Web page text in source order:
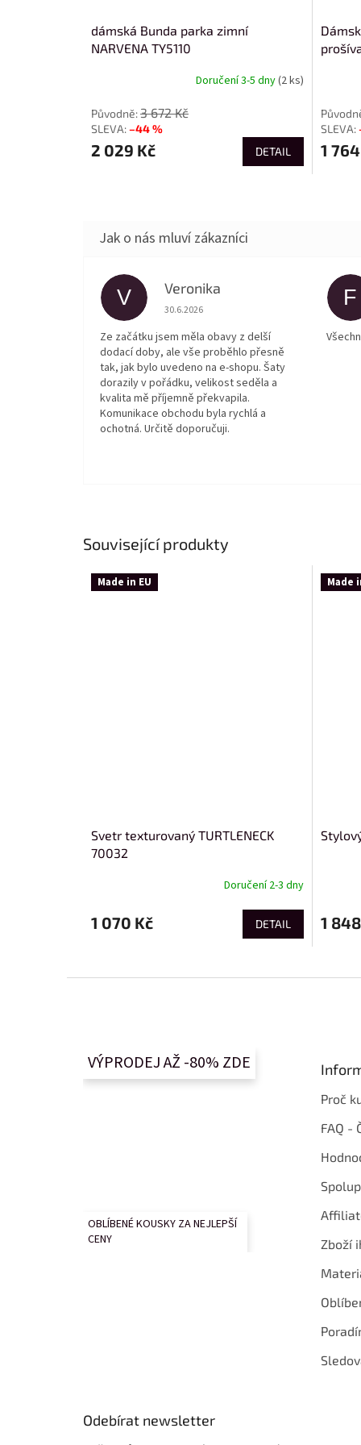
Související produkty
Made in EU
Svetr texturovaný TURTLENECK
70032
Doručení 2-3 dny
1 070 Kč DETAIL
Made
1
dámská Bunda parka zimní
NARVENA TY5110
Doručení 3-5 dny(2 ks)
3 672 Kč
–44 %
2 029 Kč DETAIL 1
V Veronika
Hodnocení obchodu je 5 z 5 hvězdiček.
30.6.2026
Ze začátku jsem měla obavy z delší
dodací doby, ale vše proběhlo přesně
tak, jak bylo uvedeno na e-shopu. Šaty
dorazily v pořádku, velikost seděla a
kvalita mě příjemně překvapila.
Komunikace obchodu byla rychlá a
ochotná. Určitě doporučuji.
F
VÝPRODEJ AŽ -80% ZDE
OBLÍBENÉ KOUSKY ZA NEJLEPŠÍ
CENY
Proč
FAQ -
Zboží
Odebírat newsletter